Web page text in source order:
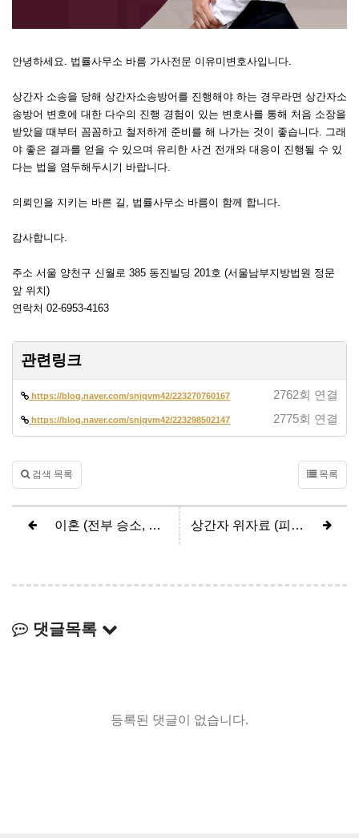
안녕하세요. 법률사무소 바름 가사전문 이유미변호사입니다.
상간자 소송을 당해 상간자소송방어를 진행해야 하는 경우라면 상간자소
송방어 변호에 대한 다수의 진행 경험이 있는 변호사를 통해 처음 소장을
받았을 때부터 꼼꼼하고 철저하게 준비를 해 나가는 것이 좋습니다. 그래
야 좋은 결과를 얻을 수 있으며 유리한 사건 전개와 대응이 진행될 수 있
다는 법을 염두해두시기 바랍니다.
의뢰인을 지키는 바른 길, 법률사무소 바름이 함께 합니다.
감사합니다.
주소 서울 양천구 신월로 385 동진빌딩 201호 (서울남부지방법원 정문
앞 위치)
연락처 02-6953-4163
관련링크
https://blog.naver.com/snjqvm42/223270760167 2762회 연결
https://blog.naver.com/snjqvm42/223298502147 2775회 연결
검색 목록 목록
이혼 (전부 승소, 위자료 3천만원 인용) 상간자 위자료 (피고 4200만원 방어 800만원 인정)
댓글목록
등록된 댓글이 없습니다.